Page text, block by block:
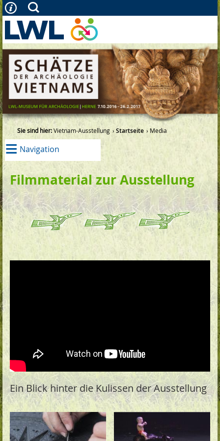
Sie sind hier:Vietnam-Ausstellung Startseite Media
≡ Navigation
Filmmaterial zur Ausstellung
Ein Blick hinter die Kulissen der Ausstellung